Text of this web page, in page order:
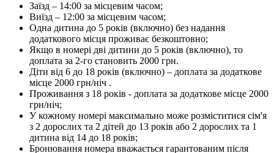
Заїзд – 14:00 за місцевим часом;
Виїзд – 12:00 за місцевим часом;
Одна дитина до 5 років (включно) без надання
додаткового місця проживає безкоштовно;
Якщо в номері дві дитини до 5 років (включно), то
доплата за 2-го становить 2000 грн.
Діти від 6 до 18 років (включно) – доплата за додаткове
місце 2000 грн/ніч .
Проживання з 18 років - доплата за додаткове місце 2000
грн/ніч;
У кожному номері максимально може розміститися сім'я
з 2 дорослих та 2 дітей до 13 років або 2 дорослих та 1
дитина від 14 до 18 років;
Бронювання номера вважається гарантованим після